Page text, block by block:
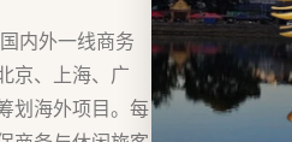
内外一线商务
京、上海、广
划海外项目。每